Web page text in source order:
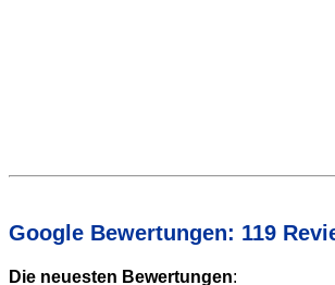
Google Bewertungen: 119
Die neuesten Bewertungen: